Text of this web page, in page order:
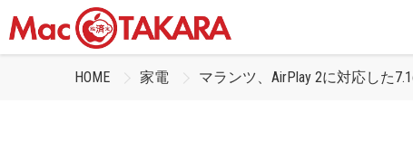
HOME 家電 マランツ、AirPlay 2に対応した